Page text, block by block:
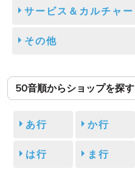
サービス＆カルチャー
その他
50音順からショップを探す
あ行 か行
は行 ま行